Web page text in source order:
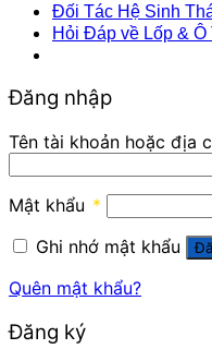
Đối Tác Hệ Sinh
Hỏi Đáp về Lốp & Ô
Đăng nhập
Tên tài khoản hoặc địa
Mật khẩu *
Ghi nhớ mật khẩu
Quên mật khẩu?
Đăng ký